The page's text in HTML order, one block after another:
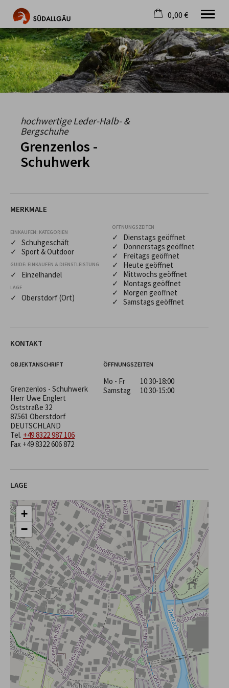
Die schönste Seite im Allgäu
Aktuell
Destination
Gastgeber
Wandern
Mountainbike
Tipps
Jobs
0,00 €
×
Warenkorb ist leer
hochwertige Leder-Halb- &
Bergschuhe
Grenzenlos -
Schuhwerk
MERKMALE
EINKAUFEN: KATEGORIEN
✓ Schuhgeschäft
✓ Sport & Outdoor
GUIDE: EINKAUFEN & DIENSTLEISTUNG
✓ Einzelhandel
LAGE
✓ Oberstdorf (Ort)
ÖFFNUNGSZEITEN
✓ Dienstags geöffnet
✓ Donnerstags geöffnet
✓ Freitags geöffnet
✓ Heute geöffnet
✓ Mittwochs geöffnet
✓ Montags geöffnet
✓ Morgen geöffnet
✓ Samstags geöffnet
KONTAKT
OBJEKTANSCHRIFT
Grenzenlos - Schuhwerk
Herr Uwe Englert
Oststraße 32
87561 Oberstdorf
DEUTSCHLAND
Tel. +49 8322 987 106
Fax +49 8322 606 872
ÖFFNUNGSZEITEN
Mo - Fr
10:30-18:00
Samstag
10:30-15:00
LAGE
+
−